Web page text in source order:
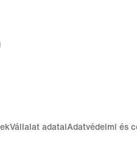
Vállalat adataiAdatvédelmi és